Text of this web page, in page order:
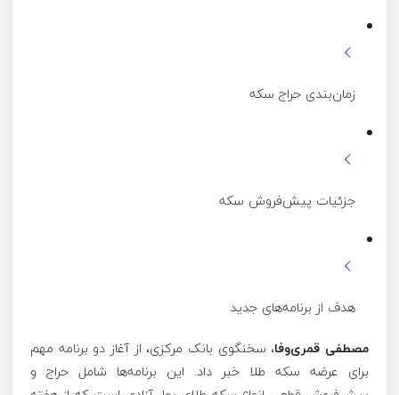
زمان‌بندی حراج سکه
جزئیات پیش‌فروش سکه
هدف از برنامه‌های جدید
مصطفی قمری‌وفا، سخنگوی بانک مرکزی، از آغاز دو برنامه مهم
برای عرضه سکه طلا خبر داد. این برنامه‌ها شامل حراج و